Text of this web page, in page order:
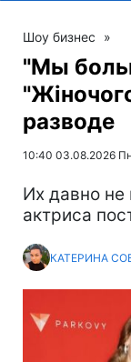
Шоу бизнес »
"Мы
разводе
10:40 03.08.2026 Пн
Их давно не
актриса
КАТЕРИНА